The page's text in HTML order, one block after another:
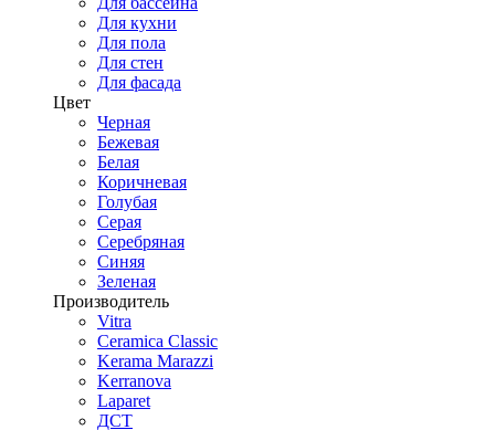
Для кухни
Для пола
Для стен
Для фасада
Цвет
Черная
Бежевая
Белая
Коричневая
Голубая
Серая
Серебряная
Синяя
Зеленая
Производитель
Vitra
Ceramica Classic
Kerama Marazzi
Kerranova
Laparet
ДСТ